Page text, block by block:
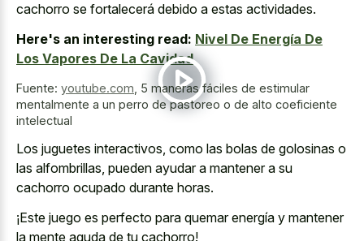
cachorro se fortalecerá debido a estas actividades.
Here's an interesting read: Nivel De Energía De
Los Vapores De La Cavidad
Fuente: youtube.com 5 maneras fáciles de estimular
mentalmente a un perro de pastoreo o de alto coeficiente
intelectual
Los juguetes interactivos, como las bolas de golosinas o
las alfombrillas, pueden ayudar a mantener a su
cachorro ocupado durante horas.
¡Este juego es perfecto para quemar energía y mantener
la mente aguda de tu cachorro!